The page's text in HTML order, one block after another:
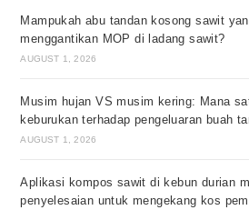
Mampukah abu tandan kosong sawit
menggantikan MOP di ladang sawit?
AUGUST 1, 2026
Musim hujan VS musim kering: Mana
keburukan terhadap pengeluaran buah
AUGUST 1, 2026
Aplikasi kompos sawit di kebun durian
penyelesaian untuk mengekang kos